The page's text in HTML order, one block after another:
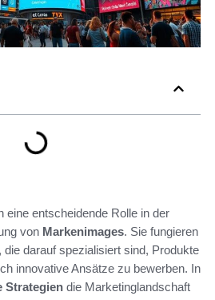
eine entscheidende Rolle in der
von Markenimages. Sie fungieren
darauf spezialisiert sind, Produkte
innovative Ansätze zu bewerben. In
Strategien die Marketinglandschaft